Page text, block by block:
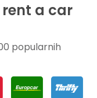
a car
popularnih